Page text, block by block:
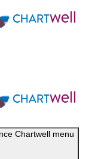
Chartwell menu